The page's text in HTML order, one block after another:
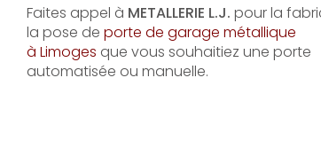
Faites appel à METALLERIE L.J. pour la
la pose de porte de garage métallique
à Limoges que vous souhaitiez une porte
automatisée ou manuelle.